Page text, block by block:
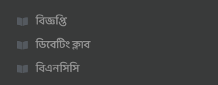
বিজ্ঞপ্তি
ডিবেটিং ক্লাব
বিএনসিসি